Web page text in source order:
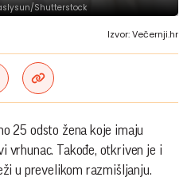
Shutterstock
Izvor: Večernji.hr
25 odsto žena koje imaju
vrhunac. Takođe, otkriven je i
u prevelikom razmišljanju.